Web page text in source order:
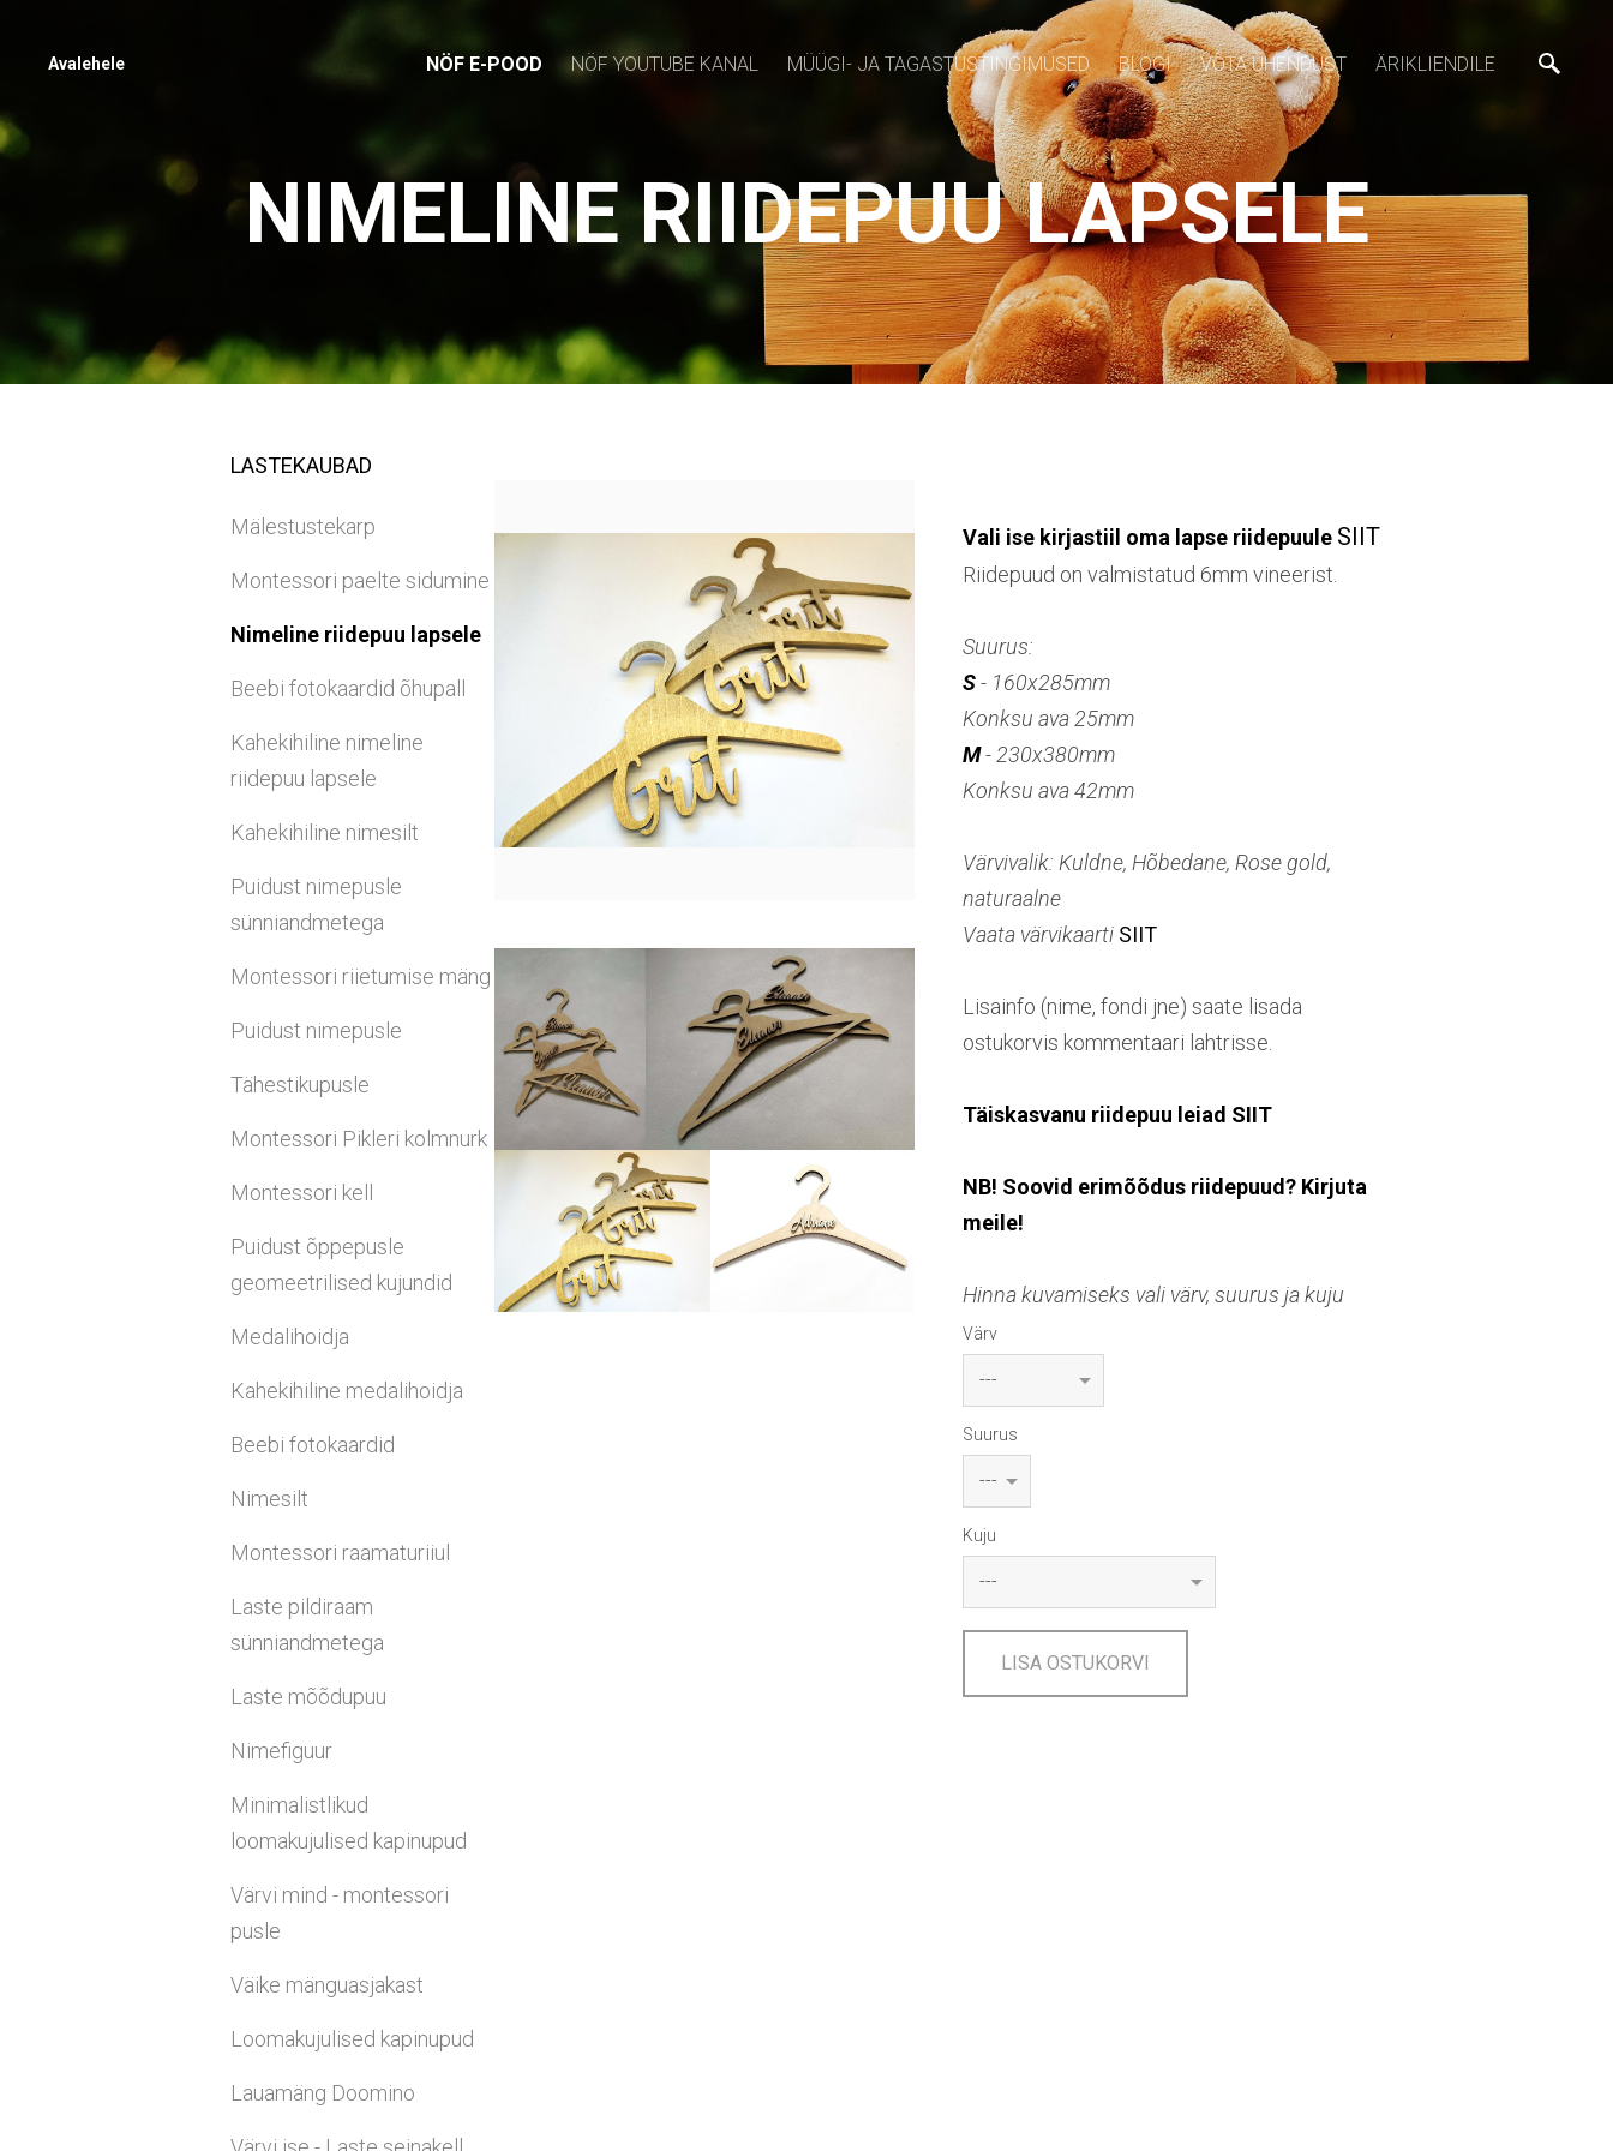
Avalehele NÖF E-POOD NÖF YOUTUBE KANAL MÜÜGI- JA TAGASTUSTINGIMUSED BLOGI VÕTA ÜHENDUST ÄRIKLIENDILE
NIMELINE RIIDEPUU LAPSELE
LASTEKAUBAD
Mälestustekarp
Montessori paelte sidumine
Nimeline riidepuu lapsele
Beebi fotokaardid õhupall
Kahekihiline nimeline
riidepuu lapsele
Kahekihiline nimesilt
Puidust nimepusle
sünniandmetega
Montessori riietumise mäng
Puidust nimepusle
Tähestikupusle
Montessori Pikleri kolmnurk
Montessori kell
Puidust õppepusle
geomeetrilised kujundid
Medalihoidja
Kahekihiline medalihoidja
Beebi fotokaardid
Nimesilt
Montessori raamaturiiul
Laste pildiraam
sünniandmetega
Laste mõõdupuu
Nimefiguur
Minimalistlikud
loomakujulised kapinupud
Värvi mind - montessori
pusle
Väike mänguasjakast
Loomakujulised kapinupud
Lauamäng Doomino
Vali ise kirjastiil oma lapse riidepuule SIIT
Riidepuud on valmistatud 6mm vineerist.
Suurus:
S- 160x285mm
Konksu ava 25mm
M- 230x380mm
Konksu ava 42mm
Värvivalik: Kuldne, Hõbedane, Rose gold,
naturaalne
Vaata värvikaarti SIIT
Lisainfo (nime, fondi jne) saate lisada
ostukorvis kommentaari lahtrisse.
Täiskasvanu riidepuu leiad SIIT
NB! Soovid erimõõdus riidepuud? Kirjuta
meile!
Hinna kuvamiseks vali värv, suurus ja kuju
Värv
Suurus
Kuju
LISA OSTUKORVI